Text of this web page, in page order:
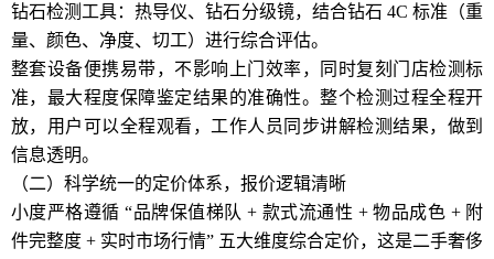
钻石检测工具：热导仪、钻石分级镜，结合钻石 4C 标准（重
量、颜色、净度、切工）进行综合评估。
整套设备便携易带，不影响上门效率，同时复刻门店检测标
准，最大程度保障鉴定结果的准确性。整个检测过程全程开
放，用户可以全程观看，工作人员同步讲解检测结果，做到
信息透明。
（二）科学统一的定价体系，报价逻辑清晰
小度严格遵循 “品牌保值梯队 + 款式流通性 + 物品成色 + 附
件完整度 + 实时市场行情” 五大维度综合定价，这是二手奢侈